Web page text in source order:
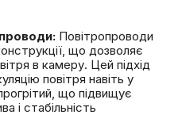
Повітропроводи
що дозволяє
в камеру. Цей підхід
повітря навіть у
що підвищує
і стабільність